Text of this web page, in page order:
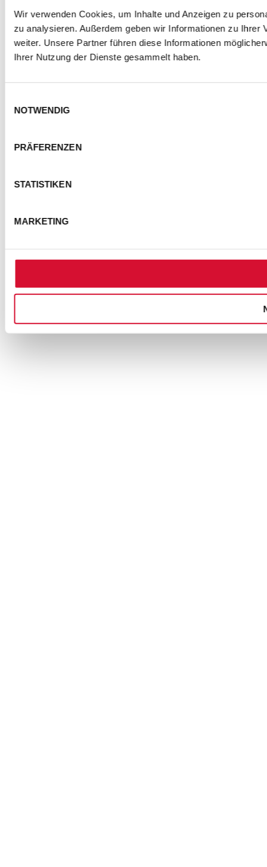
Wir verwenden Cookies, um Inhalte und Anzeigen zu
zu analysieren. Außerdem geben wir Informationen zu
weiter. Unsere Partner führen diese Informationen
Ihrer Nutzung der Dienste gesammelt haben.
NOTWENDIG
PRÄFERENZEN
STATISTIKEN
MARKETING